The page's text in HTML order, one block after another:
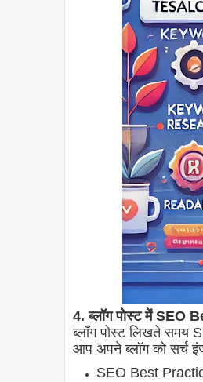
4. ब्लॉग पोस्ट में SEO
ब्लॉग पोस्ट लिखते समय
आप अपने ब्लॉग को सर्च
SEO Best